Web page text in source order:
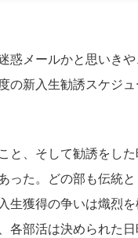
惑メールかと思いき
の新入生勧誘スケジ
と、そして勧誘をし
った。どの部も伝統
生獲得の争いは熾烈
部活は決められた